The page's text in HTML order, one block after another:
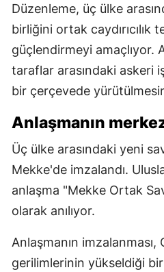
Düzenleme, üç ülke
birliğini ortak caydırıcılık
güçlendirmeyi amaçlıyor.
taraflar arasındaki askeri
bir çerçevede
Anlaşmanın
Üç ülke arasındaki yeni
Mekke'de imzalandı.
anlaşma "Mekke Ortak
olarak anılıyor.
Anlaşmanın
gerilimlerinin yükseldiği